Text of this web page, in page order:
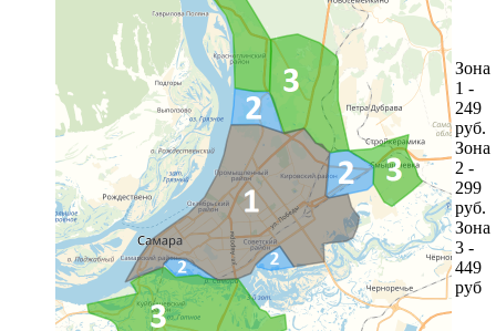
Зона
1 -
249
руб.
Зона
2 -
299
руб.
Зона
3 -
449
руб